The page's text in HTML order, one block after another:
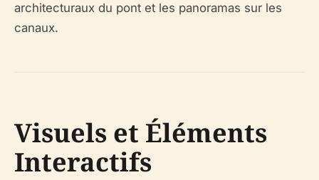
architecturaux du pont et les panoramas sur les
canaux.
Visuels et Éléments
Interactifs